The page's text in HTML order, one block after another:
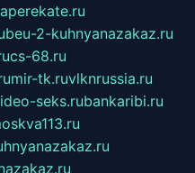
2-kuhnyanazakaz.ru
cs-68.ru
mir-tk.ruvlknrussia.ru
seks.rubankaribi.ru